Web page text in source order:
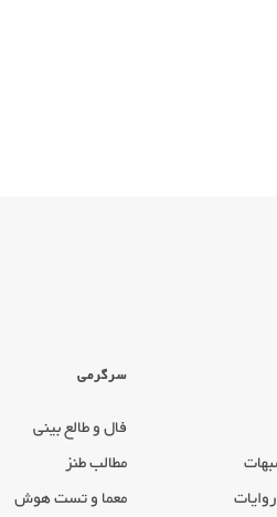
سرگرمی
فال و طالع بینی
مطالب طنز
معما و تست هوش